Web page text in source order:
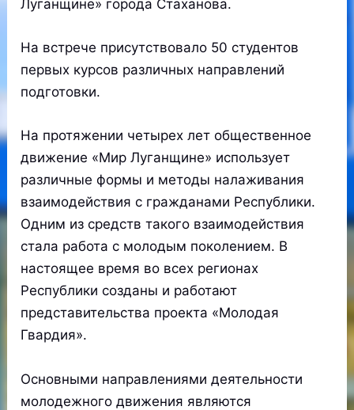
Луганщине» города Стаханова.
На встрече присутствовало 50 студентов
первых курсов различных направлений
подготовки.
На протяжении четырех лет общественное
движение «Мир Луганщине» использует
различные формы и методы налаживания
взаимодействия с гражданами Республики.
Одним из средств такого взаимодействия
стала работа с молодым поколением. В
настоящее время во всех регионах
Республики созданы и работают
представительства проекта «Молодая
Гвардия».
Основными направлениями деятельности
молодежного движения являются